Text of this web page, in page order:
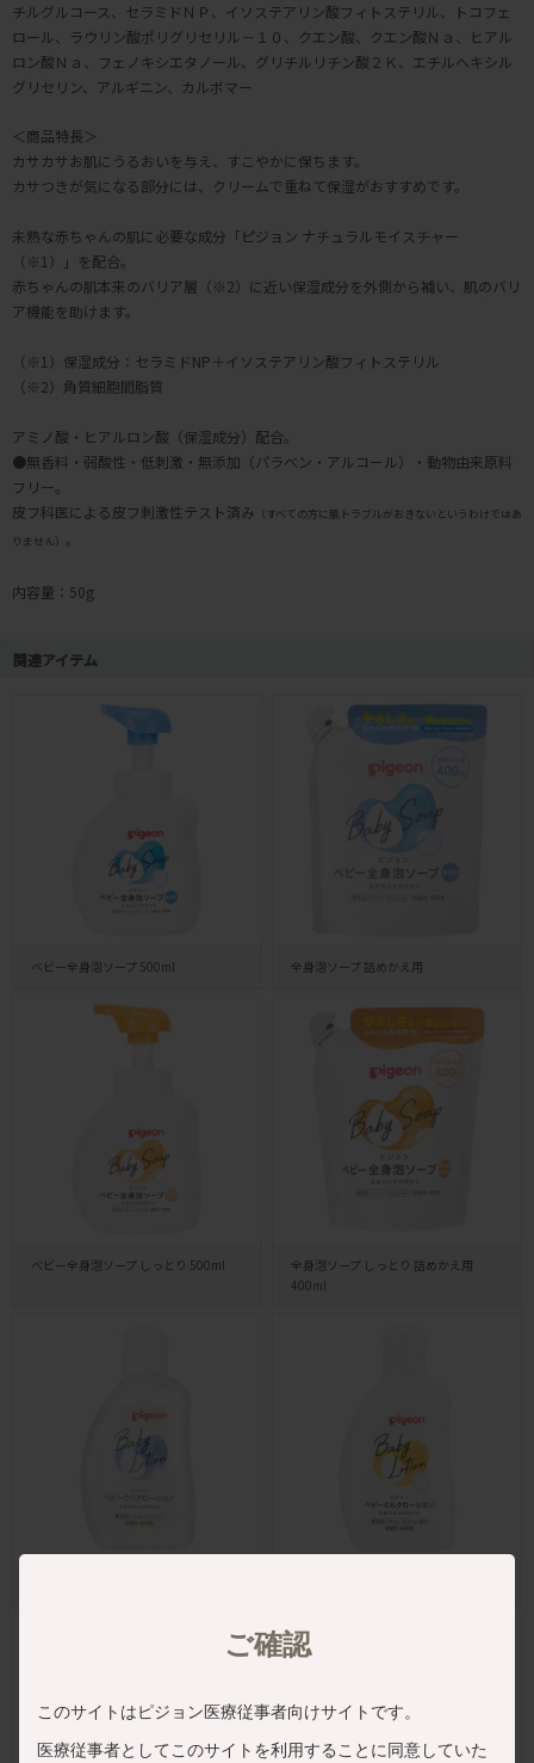
チルグルコース、セラミドＮＰ、イソステアリン酸フィトステリル、トコフェ
ロール、ラウリン酸ポリグリセリル－１０、クエン酸、クエン酸Ｎａ、ヒアル
ロン酸Ｎａ、フェノキシエタノール、グリチルリチン酸２Ｋ、エチルヘキシル
グリセリン、アルギニン、カルボマー
＜商品特長＞
カサカサお肌にうるおいを与え、すこやかに保ちます。
カサつきが気になる部分には、クリームで重ねて保湿がおすすめです。
未熟な赤ちゃんの肌に必要な成分「ピジョン ナチュラルモイスチャー
（※1）」を配合。
赤ちゃんの肌本来のバリア層（※2）に近い保湿成分を外側から補い、肌のバリ
ア機能を助けます。
（※1）保湿成分：セラミドNP＋イソステアリン酸フィトステリル
（※2）角質細胞間脂質
アミノ酸・ヒアルロン酸（保湿成分）配合。
●無香料・弱酸性・低刺激・無添加（パラベン・アルコール）・動物由来原料
フリー。
皮フ科医による皮フ刺激性テスト済み （すべての方に肌トラブルがおきないというわけではあ
りません） 。
内容量：50g
関連アイテム
ベビー全身泡ソープ 500ml 全身泡ソープ 詰めかえ用
ベビー全身泡ソープ しっとり 500ml
全身泡ソープ しっとり 詰めかえ用
400ml
ご確認
このサイトはピジョン医療従事者向けサイトです。
医療従事者としてこのサイトを利用することに同意していた